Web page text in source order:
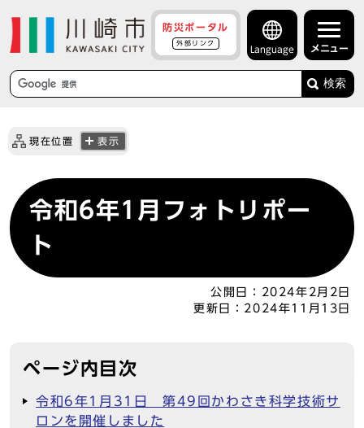
防災ポータル
外部リンク
Language メニュー
検索
現在位置 表示
令和6年1月フォトリポー
ト
公開日：
2024年2月2日
更新日： 2024年11月13日
ページ内目次
令和6年1月31日 第49回かわさき科学技術サ
ロンを開催しました